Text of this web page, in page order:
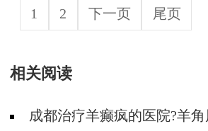
1 2 下一页 尾页
相关阅读
成都治疗羊癫疯的医院?羊